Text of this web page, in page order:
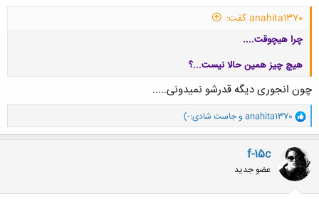
anahita1370 گفت:
چرا هیچوقت....
هیچ چیز همین حالا نیست...؟
کلیک کنید تا باز شود...
چون انجوری دیگه قدرشو نمیدونی.....
و
ا
ک
ن
ش
ه
ا
anahita1370 و جاست شادی:-)
f-15c
عضو جدید